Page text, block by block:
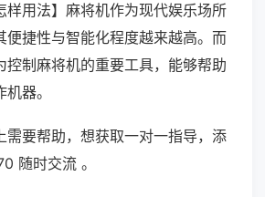
样用法】麻将机作为现代娱乐场所
便捷性与智能化程度越来越高。而
控制麻将机的重要工具，能够帮助
器。
需要帮助，想获取一对一指导，添
随时交流 。